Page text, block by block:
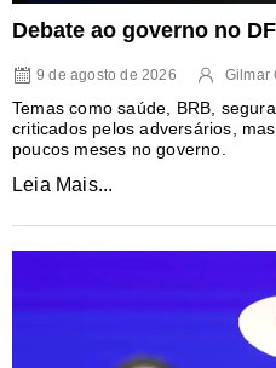
Debate ao governo no
9 de agosto de 2026 Gilmar
Temas como saúde, BRB,
criticados pelos adversários,
poucos meses no governo.
Leia Mais...